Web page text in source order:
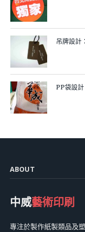
吊牌設計
PP袋設計
ABOUT
中威藝術印刷
專注於製作紙製類品及